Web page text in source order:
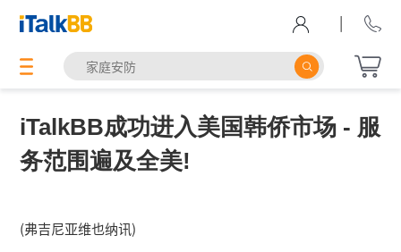
|
iTalkBB成功进入美国韩侨市场 - 服
务范围遍及全美!
(弗吉尼亚维也纳讯)